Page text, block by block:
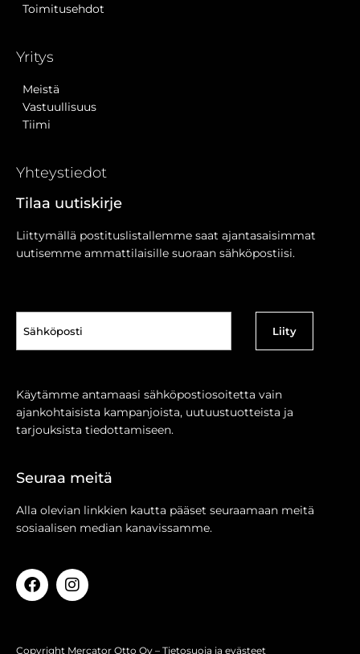
Toimitusehdot
Yritys
Meistä
Vastuullisuus
Tiimi
Yhteystiedot
Tilaa uutiskirje
Liittymällä postituslistallemme saat ajantasaisimmat
uutisemme ammattilaisille suoraan sähköpostiisi.
(Pakollinen)
Käytämme antamaasi sähköpostiosoitetta vain
ajankohtaisista kampanjoista, uutuustuotteista ja
tarjouksista tiedottamiseen.
Seuraa meitä
Alla olevian linkkien kautta pääset seuraamaan meitä
sosiaalisen median kanavissamme.
Copyright Mercator Otto Oy – Tietosuoja ja evästeet